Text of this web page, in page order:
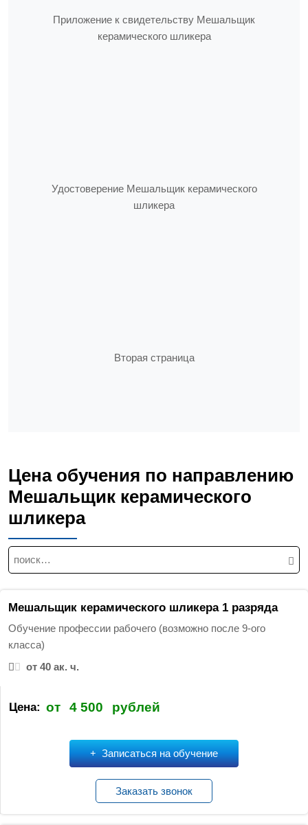
Приложение к свидетельству Мешальщик
керамического шликера
Удостоверение Мешальщик керамического
шликера
Вторая страница
Цена обучения по направлению
Мешальщик керамического
шликера
Н
а
т
Мешальщик керамического шликера 1 разряда
Обучение профессии рабочего (возможно после 9-ого
класса)
от 40 ак. ч.
Цена: от 4 500 рублей
Записаться на обучение
Заказать звонок